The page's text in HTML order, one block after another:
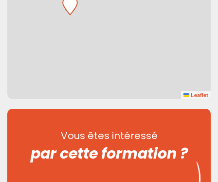
Leaflet
Vous êtes intéressé
par cette formation ?